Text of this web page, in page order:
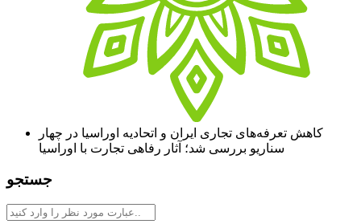
کاهش تعرفه‌های تجاری ایران و اتحادیه اوراسیا در چهار
سناریو بررسی شد؛ آثار رفاهی تجارت با اوراسیا
جستجو